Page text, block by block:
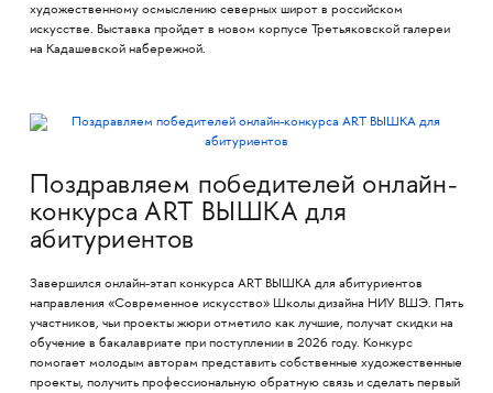
художественному осмыслению северных широт в российском
искусстве. Выставка пройдет в новом корпусе Третьяковской галереи
на Кадашевской набережной.
Поздравляем победителей онлайн-
конкурса ART ВЫШКА для
абитуриентов
Завершился онлайн-этап конкурса ART ВЫШКА для абитуриентов
направления «Современное искусство» Школы дизайна НИУ ВШЭ. Пять
участников, чьи проекты жюри отметило как лучшие, получат скидки на
обучение в бакалавриате при поступлении в 2026 году. Конкурс
помогает молодым авторам представить собственные художественные
проекты, получить профессиональную обратную связь и сделать первый